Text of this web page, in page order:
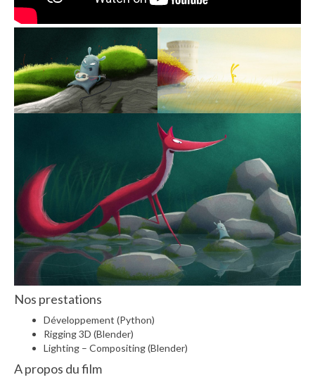
Nos prestations
Développement (Python)
Rigging 3D (Blender)
Lighting – Compositing (Blender)
A propos du film